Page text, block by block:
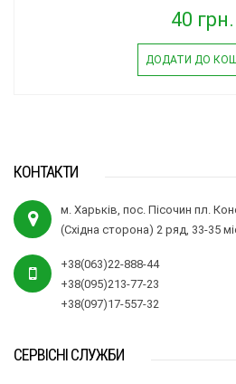
40 грн.
ДОДАТИ ДО
КОНТАКТИ
м. Харьків, пос. Пісочин пл.
(Східна сторона) 2 ряд, 33-35
+38(063)22-888-44
+38(095)213-77-23
+38(097)17-557-32
СЕРВІСНІ СЛУЖБИ